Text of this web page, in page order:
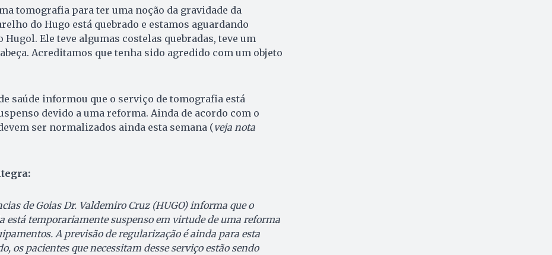
tomografia para ter uma noção da gravidade da
do Hugo está quebrado e estamos aguardando
Ele teve algumas costelas quebradas, teve um
Acreditamos que tenha sido agredido com um objeto
saúde informou que o serviço de tomografia está
devido a uma reforma. Ainda de acordo com o
ser normalizados ainda esta semana (veja nota
de Goias Dr. Valdemiro Cruz (HUGO) informa que o
está temporariamente suspenso em virtude de uma reforma
A previsão de regularização é ainda para esta
os pacientes que necessitam desse serviço estão sendo